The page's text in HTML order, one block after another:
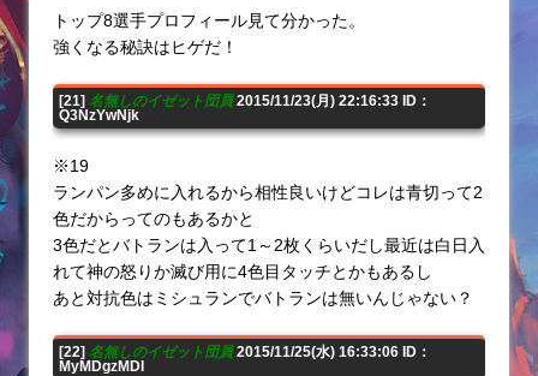
トップ8選手プロフィール見て分かった。
強くなる秘訣はヒゲだ！
[21] 名無しのイゼット団員2015/11/23(月) 22:16:33 ID：
Q3NzYwNjk
※19
ランパン多めに入れるから相性良いけどコレは青切って2
色だからってのもあるかと
3色だとバトランは入って1～2枚くらいだし最近は白日入
れて神の怒りか滅び用に4色目タッチとかもあるし
あと対抗色はミシュランでバトランは無いんじゃない？
[22] 名無しのイゼット団員2015/11/25(水) 16:33:06 ID：
MyMDgzMDI